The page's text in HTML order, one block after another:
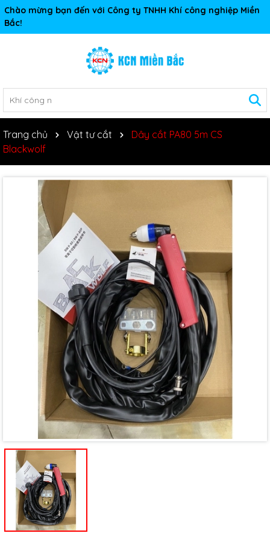
Chào mừng bạn đến với Công ty TNHH Khí công nghiệp Miền
Bắc!
Trang chủ Vật tư cắt
Dây cắt PA80 5m CS
Blackwolf